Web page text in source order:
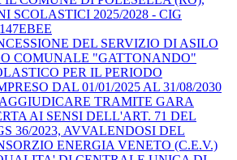
SCOLASTICI 2025/2028 - CIG
DEL SERVIZIO DI ASILO
COMUNALE "GATTONANDO"
PER IL PERIODO
DAL 01/01/2025 AL 31/08/2030
TRAMITE GARA
AI SENSI DELL'ART. 71 DEL
36/2023, AVVALENDOSI DEL
ENERGIA VENETO (C.E.V.)